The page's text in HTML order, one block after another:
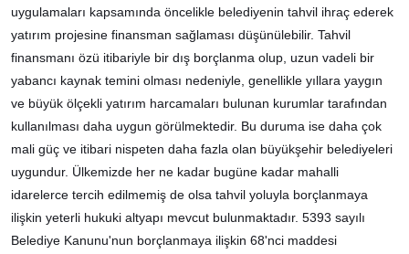
uygulamaları kapsamında öncelikle belediyenin tahvil ihraç ederek
yatırım projesine finansman sağlaması düşünülebilir. Tahvil
finansmanı özü itibariyle bir dış borçlanma olup, uzun vadeli bir
yabancı kaynak temini olması nedeniyle, genellikle yıllara yaygın
ve büyük ölçekli yatırım harcamaları bulunan kurumlar tarafından
kullanılması daha uygun görülmektedir. Bu duruma ise daha çok
mali güç ve itibari nispeten daha fazla olan büyükşehir belediyeleri
uygundur. Ülkemizde her ne kadar bugüne kadar mahalli
idarelerce tercih edilmemiş de olsa tahvil yoluyla borçlanmaya
ilişkin yeterli hukuki altyapı mevcut bulunmaktadır. 5393 sayılı
Belediye Kanunu'nun borçlanmaya ilişkin 68'nci maddesi